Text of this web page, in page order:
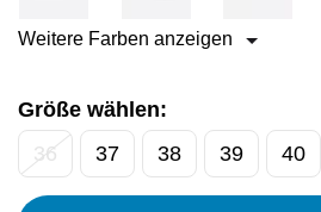
Weitere Farben anzeigen
Größe wählen:
36
37 38 39 40